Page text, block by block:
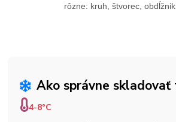
rôzne: kruh, štvorec,
Ako správne
4-8°C